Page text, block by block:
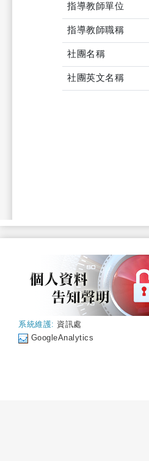
指導教師單位
指導教師職稱
社團名稱
社團英文名稱
系統維護: 資訊處
GoogleAnalytics